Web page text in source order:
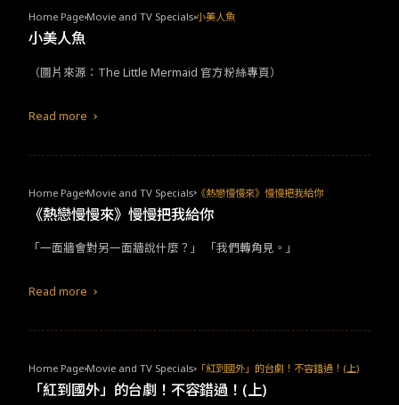
Home Page Movie and TV Specials 小美人魚
小美人魚
（圖片來源：The Little Mermaid 官方粉絲專頁）
Read more
Home Page Movie and TV Specials 《熱戀慢慢來》慢慢把我給你
《熱戀慢慢來》慢慢把我給你
「一面牆會對另一面牆說什麼？」 「我們轉角見。」
Read more
Home Page Movie and TV Specials 「紅到國外」的台劇！不容錯過！(上)
「紅到國外」的台劇！不容錯過！(上)